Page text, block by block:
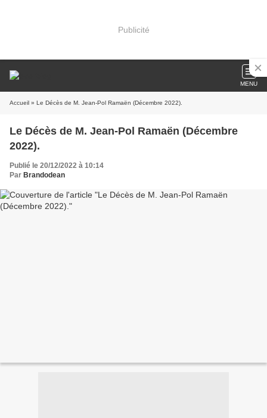
Publicité
MENU
Accueil » Le Décès de M. Jean-Pol Ramaën (Décembre 2022).
Le Décès de M. Jean-Pol Ramaën (Décembre
2022).
Publié le 20/12/2022 à 10:14
Par Brandodean